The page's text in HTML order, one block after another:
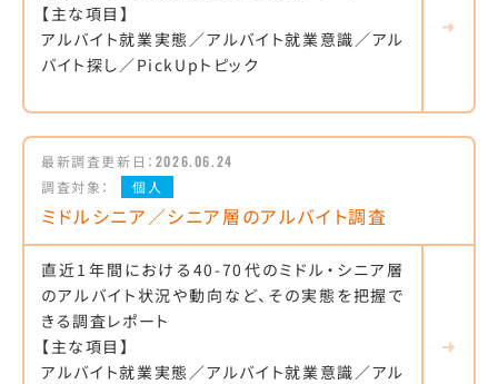
【主な項目】
アルバイト就業実態／アルバイト就業意識／アル
バイト探し／PickUpトピック
最新調査更新日： 2026.06.24
調査対象：
個人
ミドルシニア／シニア層のアルバイト調査
直近1年間における40-70代のミドル・シニア層
のアルバイト状況や動向など、その実態を把握で
きる調査レポート
【主な項目】
アルバイト就業実態／アルバイト就業意識／アル